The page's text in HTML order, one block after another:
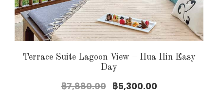
Terrace Suite Lagoon View – Hua Hin Easy
Day
฿7,880.00
Original
฿5,300.00Current